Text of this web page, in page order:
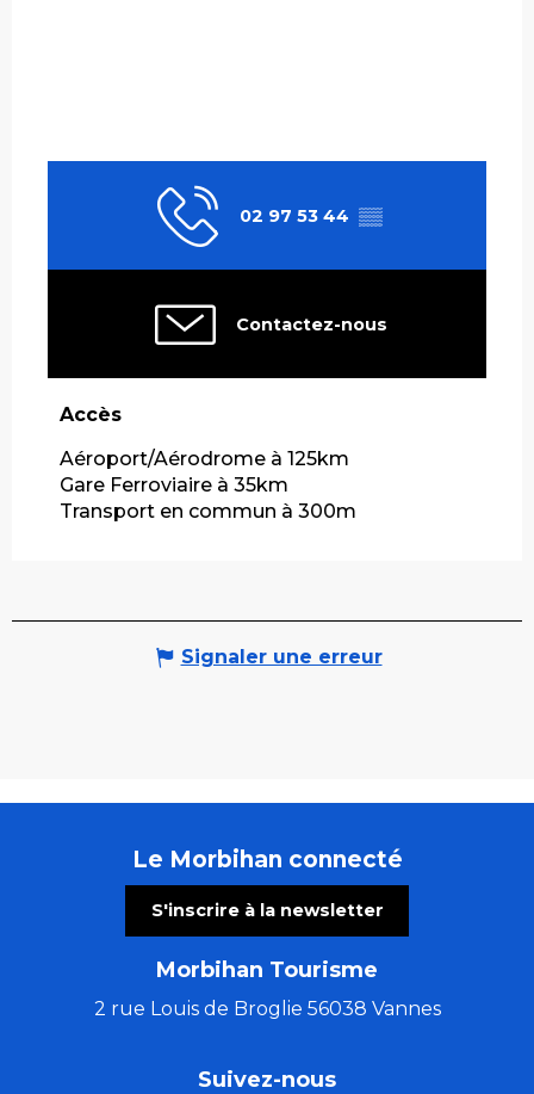
02 97 53 44 ▒▒
Contactez-nous
Accès
Accès
Aéroport/Aérodrome à 125km
Gare Ferroviaire à 35km
Transport en commun à 300m
Signaler une erreur
Le Morbihan connecté
S'inscrire à la newsletter
Morbihan Tourisme
2 rue Louis de Broglie 56038 Vannes
Suivez-nous